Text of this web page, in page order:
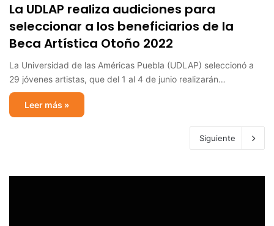
La UDLAP realiza audiciones para
seleccionar a los beneficiarios de la
Beca Artística Otoño 2022
La Universidad de las Américas Puebla (UDLAP) seleccionó a
29 jóvenes artistas, que del 1 al 4 de junio realizarán…
Leer más »
Siguiente